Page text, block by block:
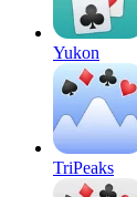
Yukon
TriPeaks